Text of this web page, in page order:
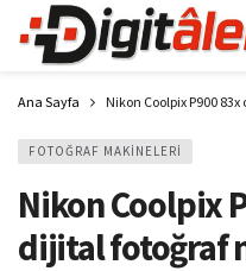
Ana Sayfa Nikon Coolpix P900
FOTOĞRAF MAKINELERI
Nikon Coolpix
dijital fotoğraf